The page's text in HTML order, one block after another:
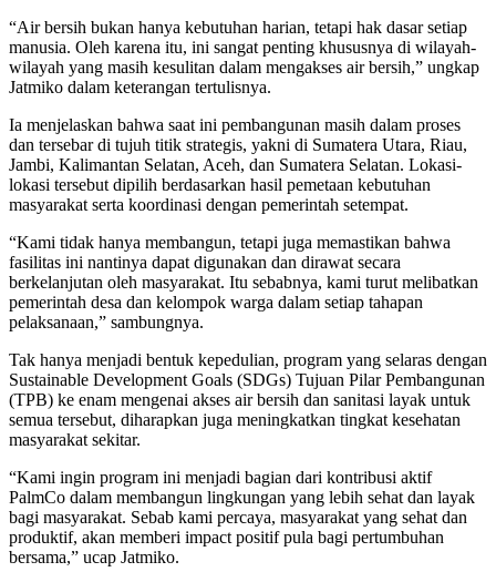
“Air bersih bukan hanya kebutuhan harian, tetapi hak dasar setiap
manusia. Oleh karena itu, ini sangat penting khususnya di wilayah-
wilayah yang masih kesulitan dalam mengakses air bersih,” ungkap
Jatmiko dalam keterangan tertulisnya.
Ia menjelaskan bahwa saat ini pembangunan masih dalam proses
dan tersebar di tujuh titik strategis, yakni di Sumatera Utara, Riau,
Jambi, Kalimantan Selatan, Aceh, dan Sumatera Selatan. Lokasi-
lokasi tersebut dipilih berdasarkan hasil pemetaan kebutuhan
masyarakat serta koordinasi dengan pemerintah setempat.
“Kami tidak hanya membangun, tetapi juga memastikan bahwa
fasilitas ini nantinya dapat digunakan dan dirawat secara
berkelanjutan oleh masyarakat. Itu sebabnya, kami turut melibatkan
pemerintah desa dan kelompok warga dalam setiap tahapan
pelaksanaan,” sambungnya.
Tak hanya menjadi bentuk kepedulian, program yang selaras dengan
Sustainable Development Goals (SDGs) Tujuan Pilar Pembangunan
(TPB) ke enam mengenai akses air bersih dan sanitasi layak untuk
semua tersebut, diharapkan juga meningkatkan tingkat kesehatan
masyarakat sekitar.
“Kami ingin program ini menjadi bagian dari kontribusi aktif
PalmCo dalam membangun lingkungan yang lebih sehat dan layak
bagi masyarakat. Sebab kami percaya, masyarakat yang sehat dan
produktif, akan memberi impact positif pula bagi pertumbuhan
bersama,” ucap Jatmiko.